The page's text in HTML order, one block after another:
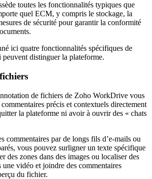
toutes les fonctionnalités typiques que
quel ECM, y compris le stockage, la
de sécurité pour garantir la conformité
ici quatre fonctionnalités spécifiques de
distinguer la plateforme.
de fichiers de Zoho WorkDrive vous
précis et contextuels directement
la plateforme ni avoir à ouvrir des « chats
commentaires par de longs fils d’e-mails ou
vous pouvez surligner un texte spécifique
des zones dans des images ou localiser des
une vidéo et joindre des commentaires
du fichier.